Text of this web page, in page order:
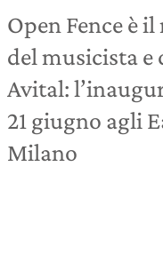
Open Fence è
del musicista e
Avital:
21 giugno agli
Milano